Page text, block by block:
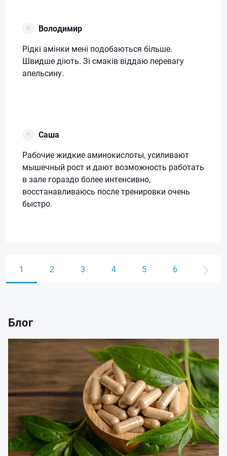
Володимир
Рідкі амінки мені подобаються більше.
Швидше діють. Зі смаків віддаю перевагу
апельсину.
Саша
Рабочие жидкие аминокислоты, усиливают
мышечный рост и дают возможность работать
в зале гораздо более интенсивно,
восстанавливаюсь после тренировки очень
быстро.
1 2 3 4 5 6
Блог